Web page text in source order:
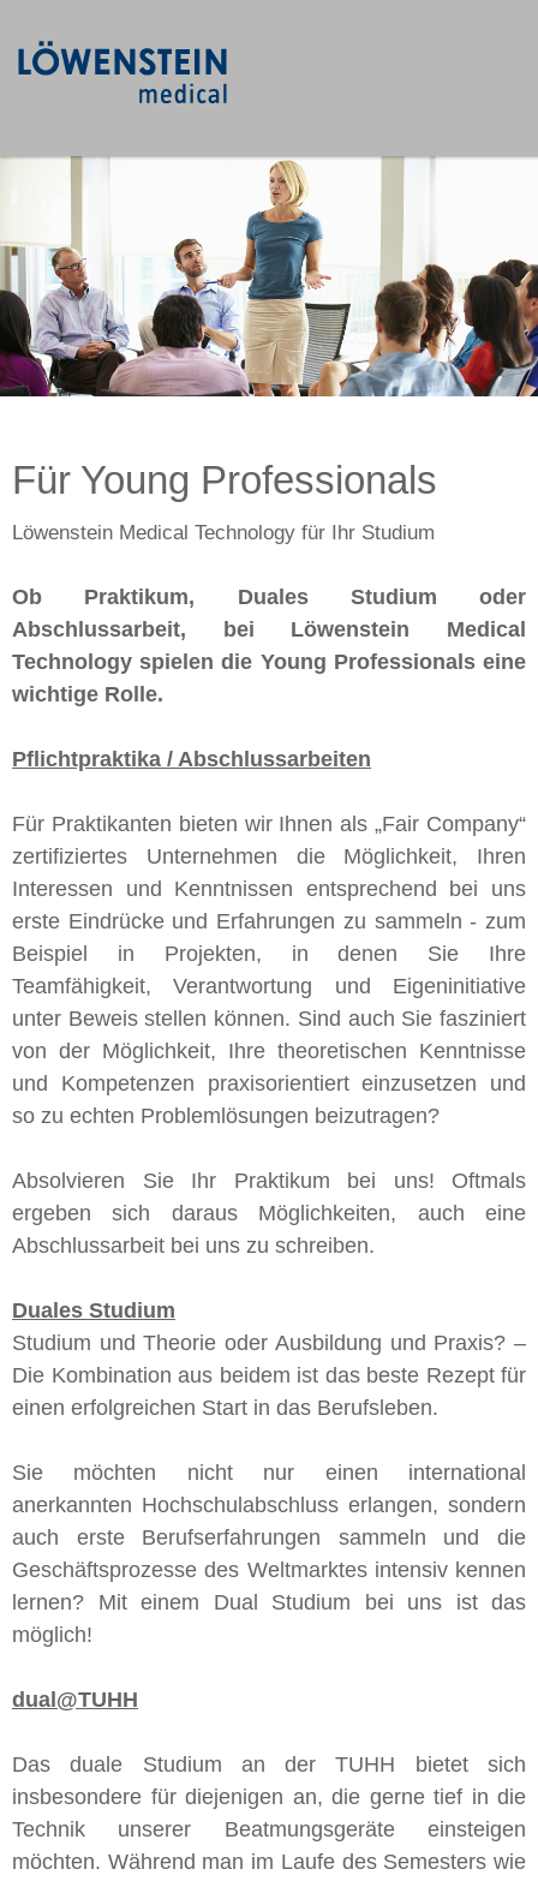
Für Young Professionals
Löwenstein Medical Technology für Ihr Studium
Ob Praktikum, Duales Studium oder
Abschlussarbeit, bei Löwenstein Medical
Technology spielen die Young Professionals eine
wichtige Rolle.
Pflichtpraktika / Abschlussarbeiten
Für Praktikanten bieten wir Ihnen als „Fair Company“
zertifiziertes Unternehmen die Möglichkeit, Ihren
Interessen und Kenntnissen entsprechend bei uns
erste Eindrücke und Erfahrungen zu sammeln - zum
Beispiel in Projekten, in denen Sie Ihre
Teamfähigkeit, Verantwortung und Eigeninitiative
unter Beweis stellen können. Sind auch Sie fasziniert
von der Möglichkeit, Ihre theoretischen Kenntnisse
und Kompetenzen praxisorientiert einzusetzen und
so zu echten Problemlösungen beizutragen?
Absolvieren Sie Ihr Praktikum bei uns! Oftmals
ergeben sich daraus Möglichkeiten, auch eine
Abschlussarbeit bei uns zu schreiben.
Duales Studium
Studium und Theorie oder Ausbildung und Praxis? –
Die Kombination aus beidem ist das beste Rezept für
einen erfolgreichen Start in das Berufsleben.
Sie möchten nicht nur einen international
anerkannten Hochschulabschluss erlangen, sondern
auch erste Berufserfahrungen sammeln und die
Geschäftsprozesse des Weltmarktes intensiv kennen
lernen? Mit einem Dual Studium bei uns ist das
möglich!
dual@TUHH
Das duale Studium an der TUHH bietet sich
insbesondere für diejenigen an, die gerne tief in die
Technik unserer Beatmungsgeräte einsteigen
möchten. Während man im Laufe des Semesters wie